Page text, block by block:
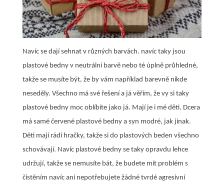
Navíc se dají sehnat v různých barvách. navíc taky jsou
plastové bedny v neutrální barvě nebo té úplně průhledné,
takže se musíte být, že by vám například barevně nikde
neseděly. Všechno má své řešení a já věřím, že vy si taky
plastové bedny moc oblíbíte jako já. Mají je i mé děti. Dcera
má samé červené plastové bedny a syn modré, jak jinak.
Děti mají rádi hračky, takže si do plastových beden všechno
schovávají. Navíc plastové bedny se taky opravdu lehce
udržují, takže se nemusíte bát, že budete mít problém s
čistěním navíc ani nepotřebujete žádné tvrdé agresivní